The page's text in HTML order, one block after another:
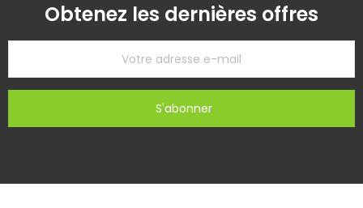
Obtenez les dernières offres
S'abonner